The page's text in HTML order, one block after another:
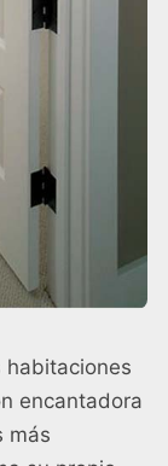
habitaciones
encantadora
más